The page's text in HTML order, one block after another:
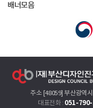
배너모음
주소 [48059] 부산광역
대표전화 : 051-